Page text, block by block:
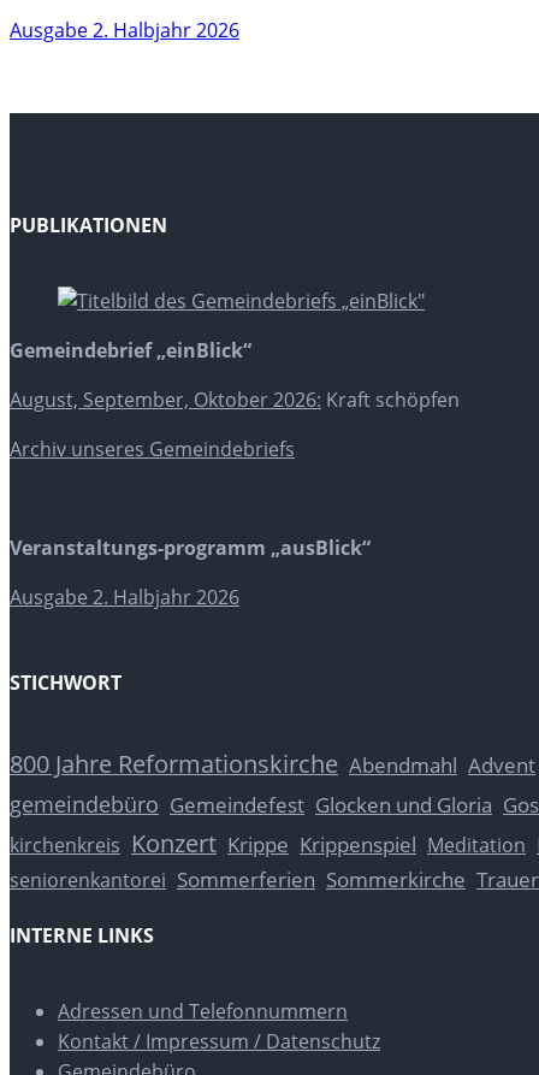
Ausgabe 2. Halbjahr 2026
PUBLIKATIONEN
Gemeindebrief „einBlick“
August, September, Oktober 2026: Kraft schöpfen
Archiv unseres Gemeindebriefs
Veranstaltungs-programm „ausBlick“
Ausgabe 2. Halbjahr 2026
STICHWORT
800 Jahre Reformationskirche Abendmahl Advent
gemeindebüro Gemeindefest Glocken und Gloria
kirchenkreis Konzert Krippe Krippenspiel Meditation
seniorenkantorei Sommerferien Sommerkirche Trauer
INTERNE LINKS
Adressen und Telefonnummern
Kontakt / Impressum / Datenschutz